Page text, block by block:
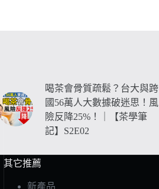
喝茶會骨質疏鬆？台大與跨
國56萬人大數據破迷思！風
險反降25%！｜【茶學筆
記】S2E02
其它推薦
新產品